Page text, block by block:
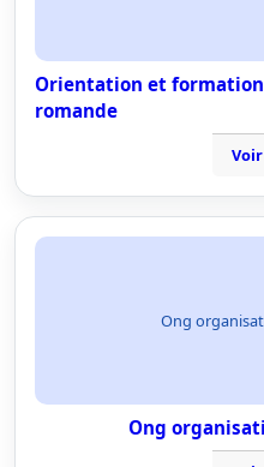
Orientation et formation
romande
Ong
Ong